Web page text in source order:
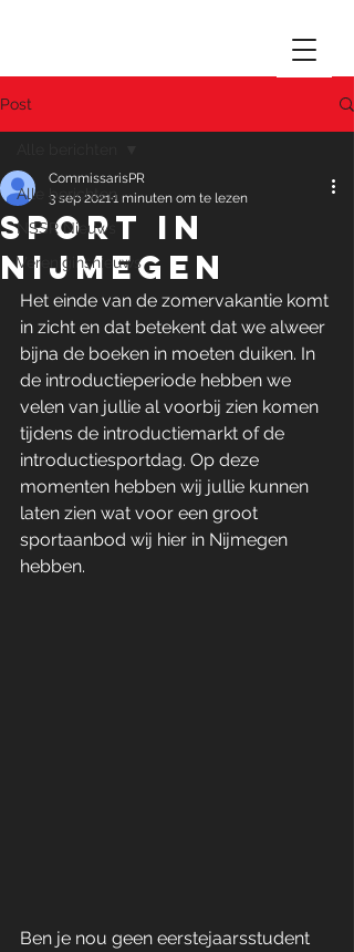
Post
Alle berichten
NSSR Nieuws
Vereniginsnieuws
Sport in
Nijmegen
CommissarisPR
3 sep 20211 minuten om te lezen
Het einde van de zomervakantie komt
in zicht en dat betekent dat we alweer
bijna de boeken in moeten duiken. In
de introductieperiode hebben we
velen van jullie al voorbij zien komen
tijdens de introductiemarkt of de
introductiesportdag. Op deze
momenten hebben wij jullie kunnen
laten zien wat voor een groot
sportaanbod wij hier in Nijmegen
hebben.
Ben je nou geen eerstejaarsstudent